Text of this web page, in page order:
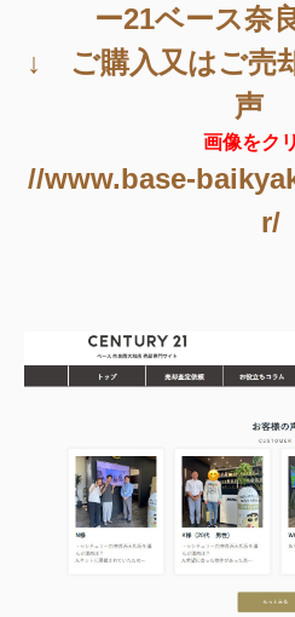
ー21ベース奈
↓ ご購入又はご売
声
画像をク
//www.base-
r/